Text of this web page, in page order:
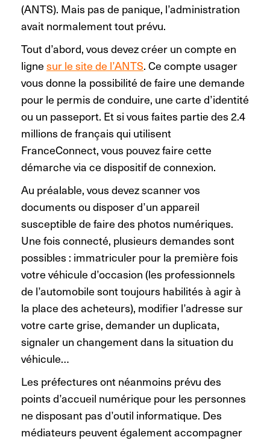
(ANTS). Mais pas de panique, l’administration
avait normalement tout prévu.
Tout d’abord, vous devez créer un compte en
lignesur le site de l’ANTS. Ce compte usager
vous donne la possibilité de faire une demande
pour le permis de conduire, une carte d’identité
ou un passeport. Et si vous faites partie des 2.4
millions de français qui utilisent
FranceConnect, vous pouvez faire cette
démarche via ce dispositif de connexion.
Au préalable, vous devez scanner vos
documents ou disposer d’un appareil
susceptible de faire des photos numériques.
Une fois connecté, plusieurs demandes sont
possibles : immatriculer pour la première fois
votre véhicule d’occasion (les professionnels
de l’automobile sont toujours habilités à agir à
la place des acheteurs), modifier l’adresse sur
votre carte grise, demander un duplicata,
signaler un changement dans la situation du
véhicule…
Les préfectures ont néanmoins prévu des
points d’accueil numérique pour les personnes
ne disposant pas d’outil informatique. Des
médiateurs peuvent également accompagner